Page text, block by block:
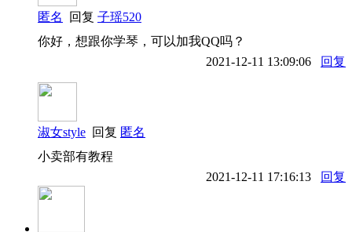
匿名 回复 子瑶520
你好，想跟你学琴，可以加我QQ吗？
2021-12-11 13:09:06
回复
淑女style 回复 匿名
小卖部有教程
2021-12-11 17:16:13
回复